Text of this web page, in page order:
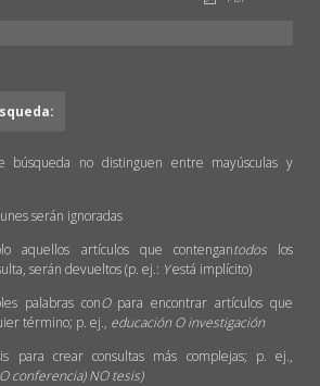
búsqueda no distinguen entre mayúsculas y
serán ignoradas
aquellos artículos que contengantodoslos
serán devueltos (p. ej.: Yestá implícito)
palabras conOpara encontrar artículos que
término; p. ej., educación O investigación
para crear consultas más complejas; p. ej.,
conferencia) NO tesis)